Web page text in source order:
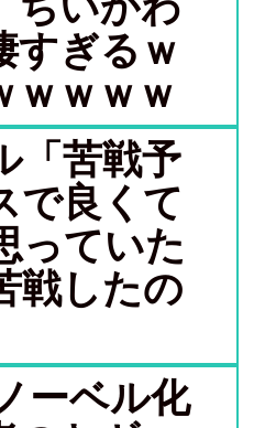
すぎるｗ
ｗｗｗｗ
「苦戦予
で良くて
っていた
戦したの
ーベル化